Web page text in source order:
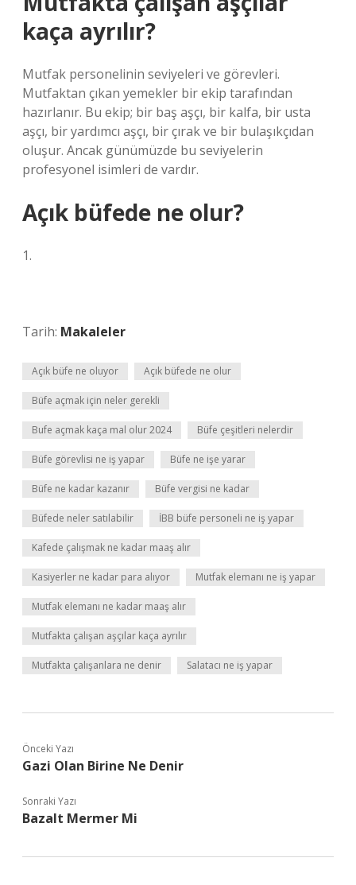
kaça ayrılır?
Mutfak personelinin seviyeleri ve görevleri.
Mutfaktan çıkan yemekler bir ekip tarafından
hazırlanır. Bu ekip; bir baş aşçı, bir kalfa, bir usta
aşçı, bir yardımcı aşçı, bir çırak ve bir bulaşıkçıdan
oluşur. Ancak günümüzde bu seviyelerin
profesyonel isimleri de vardır.
Açık büfede ne olur?
1.
Tarih: Makaleler
Açık büfe ne oluyor Açık büfede ne olur
Büfe açmak için neler gerekli
Bufe açmak kaça mal olur 2024 Büfe çeşitleri nelerdir
Büfe görevlisi ne iş yapar Büfe ne işe yarar
Büfe ne kadar kazanır Büfe vergisi ne kadar
Büfede neler satılabilir İBB büfe personeli ne iş yapar
Kafede çalışmak ne kadar maaş alır
Kasiyerler ne kadar para alıyor Mutfak elemanı ne iş yapar
Mutfak elemanı ne kadar maaş alır
Mutfakta çalışan aşçılar kaça ayrılır
Mutfakta çalışanlara ne denir Salatacı ne iş yapar
Önceki Yazı
Gazi Olan Birine Ne Denir
Sonraki Yazı
Bazalt Mermer Mi